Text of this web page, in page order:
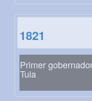
1821
Primer
Tula